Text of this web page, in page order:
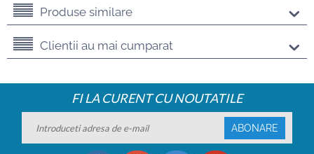
Produse similare
Clientii au mai cumparat
FI LA CURENT CU NOUTATILE
ABONARE